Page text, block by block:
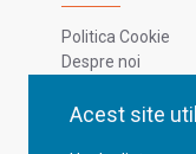
Acest site
Politica Cookie
Despre noi
Confidentialitate